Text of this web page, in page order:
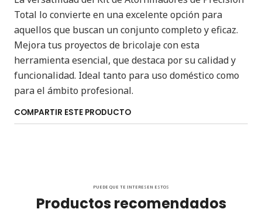
Total lo convierte en una excelente opción para
aquellos que buscan un conjunto completo y eficaz.
Mejora tus proyectos de bricolaje con esta
herramienta esencial, que destaca por su calidad y
funcionalidad. Ideal tanto para uso doméstico como
para el ámbito profesional.
COMPARTIR ESTE PRODUCTO
PUEDE QUE TE INTERESEN ESTOS
Productos recomendados